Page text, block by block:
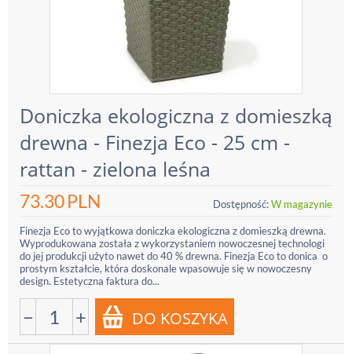
Doniczka ekologiczna z domieszką
drewna - Finezja Eco - 25 cm -
rattan - zielona leśna
73.30PLN Dostępność:W magazynie
Finezja Eco to wyjątkowa doniczka ekologiczna z domieszką drewna.
Wyprodukowana została z wykorzystaniem nowoczesnej technologi
do jej produkcji użyto nawet do 40 % drewna. Finezja Eco to donica o
prostym kształcie, która doskonale wpasowuje się w nowoczesny
design. Estetyczna faktura do...
− +